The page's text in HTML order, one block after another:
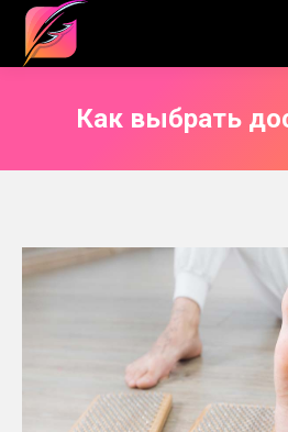
Как выбрать